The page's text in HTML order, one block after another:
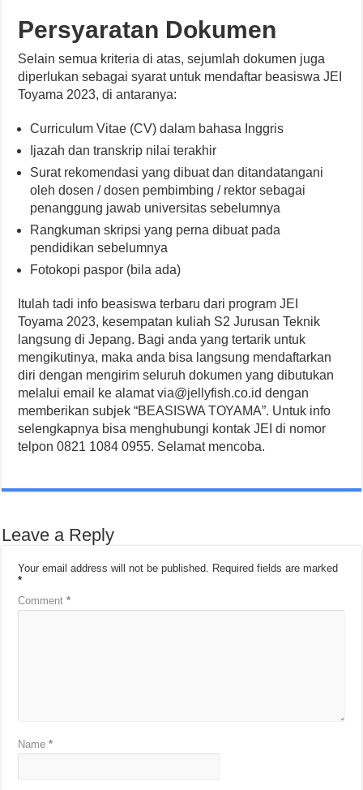
Persyaratan Dokumen
Selain semua kriteria di atas, sejumlah dokumen juga
diperlukan sebagai syarat untuk mendaftar beasiswa JEI
Toyama 2023, di antaranya:
Curriculum Vitae (CV) dalam bahasa Inggris
Ijazah dan transkrip nilai terakhir
Surat rekomendasi yang dibuat dan ditandatangani
oleh dosen / dosen pembimbing / rektor sebagai
penanggung jawab universitas sebelumnya
Rangkuman skripsi yang perna dibuat pada
pendidikan sebelumnya
Fotokopi paspor (bila ada)
Itulah tadi info beasiswa terbaru dari program JEI
Toyama 2023, kesempatan kuliah S2 Jurusan Teknik
langsung di Jepang. Bagi anda yang tertarik untuk
mengikutinya, maka anda bisa langsung mendaftarkan
diri dengan mengirim seluruh dokumen yang dibutukan
melalui email ke alamat via@jellyfish.co.id dengan
memberikan subjek “BEASISWA ΤΟΥΑΜΑ”. Untuk info
selengkapnya bisa menghubungi kontak JEI di nomor
telpon 0821 1084 0955. Selamat mencoba.
Leave a Reply
Your email address will not be published. Required fields are marked
*
Comment*
Name*